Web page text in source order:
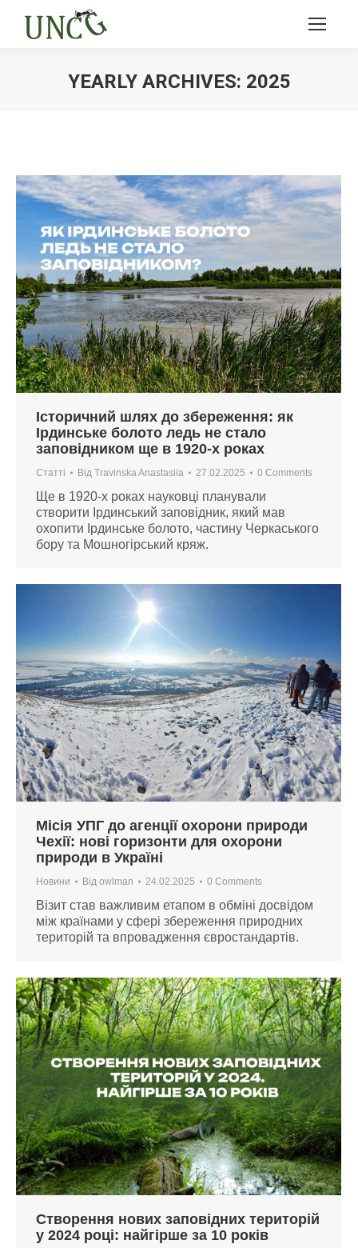
YEARLY ARCHIVES: 2025
Історичний шлях до збереження: як
Ірдинське болото ледь не стало
заповідником ще в 1920-х роках
Статті Від Travinska Anastasiia 27.02.2025 0 Comments
Ще в 1920-х роках науковці планували
створити Ірдинський заповідник, який мав
охопити Ірдинське болото, частину Черкаського
бору та Мошногірський кряж.
Місія УПГ до агенції охорони природи
Чехії: нові горизонти для охорони
природи в Україні
Новини Від owlman 24.02.2025 0 Comments
Візит став важливим етапом в обміні досвідом
між країнами у сфері збереження природних
територій та впровадження євростандартів.
Створення нових заповідних територій
у 2024 році: найгірше за 10 років